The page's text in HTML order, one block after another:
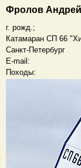
Фролов Андрей
г. рожд.;
Катамаран СП 66
Санкт-Петербург
E-mail:
Походы: